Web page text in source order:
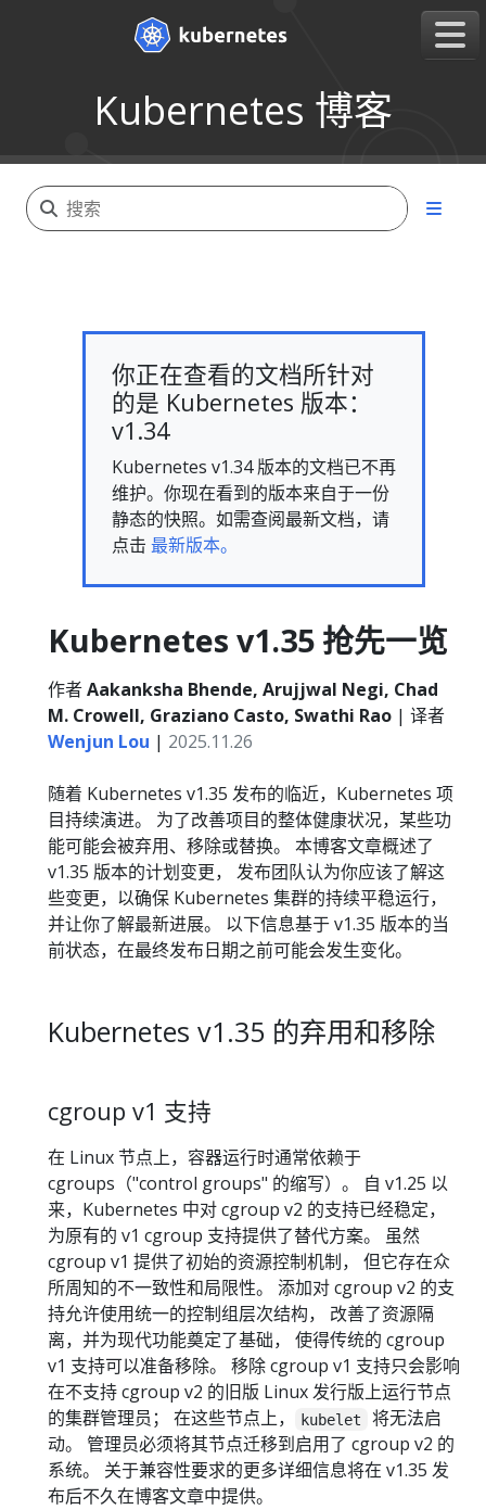
Kubernetes 博客
你正在查看的文档所针对
的是 Kubernetes 版本：
v1.34
Kubernetes v1.34 版本的文档已不再
维护。你现在看到的版本来自于一份
静态的快照。如需查阅最新文档，请
点击 最新版本。
Kubernetes v1.35 抢先一览
作者Aakanksha Bhende, Arujjwal Negi, Chad
M. Crowell, Graziano Casto, Swathi Rao | 译者
Wenjun Lou | 2025.11.26
随着 Kubernetes v1.35 发布的临近，Kubernetes 项
目持续演进。 为了改善项目的整体健康状况，某些功
能可能会被弃用、移除或替换。 本博客文章概述了
v1.35 版本的计划变更， 发布团队认为你应该了解这
些变更，以确保 Kubernetes 集群的持续平稳运行，
并让你了解最新进展。 以下信息基于 v1.35 版本的当
前状态，在最终发布日期之前可能会发生变化。
Kubernetes v1.35 的弃用和移除
cgroup v1 支持
在 Linux 节点上，容器运行时通常依赖于
cgroups（"control groups" 的缩写）。 自 v1.25 以
来，Kubernetes 中对 cgroup v2 的支持已经稳定，
为原有的 v1 cgroup 支持提供了替代方案。 虽然
cgroup v1 提供了初始的资源控制机制， 但它存在众
所周知的不一致性和局限性。 添加对 cgroup v2 的支
持允许使用统一的控制组层次结构， 改善了资源隔
离，并为现代功能奠定了基础， 使得传统的 cgroup
v1 支持可以准备移除。 移除 cgroup v1 支持只会影响
在不支持 cgroup v2 的旧版 Linux 发行版上运行节点
的集群管理员； 在这些节点上，
kubelet
将无法启
动。 管理员必须将其节点迁移到启用了 cgroup v2 的
系统。 关于兼容性要求的更多详细信息将在 v1.35 发
布后不久在博客文章中提供。